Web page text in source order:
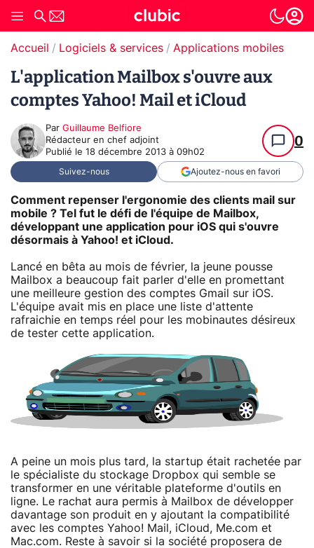
Accueil Logiciels & services Applications mobiles
L'application Mailbox s'ouvre aux
comptes Yahoo! Mail et iCloud
Par Guillaume Belfiore
Rédacteur en chef adjoint
Publié le 18 décembre 2013 à 09h02
0
Suivez-nous Ajoutez-nous en favori
Comment repenser l'ergonomie des clients mail sur
mobile ? Tel fut le défi de l'équipe de Mailbox,
développant une application pour iOS qui s'ouvre
désormais à Yahoo! et iCloud.
Lancé en bêta au mois de février, la jeune pousse
Mailbox a beaucoup fait parler d'elle en promettant
une meilleure gestion des comptes Gmail sur iOS.
L'équipe avait mis en place une liste d'attente
rafraichie en temps réel pour les mobinautes désireux
de tester cette application.
A peine un mois plus tard, la startup était rachetée par
le spécialiste du stockage Dropbox qui semble se
transformer en une véritable plateforme d'outils en
ligne. Le rachat aura permis à Mailbox de développer
davantage son produit en y ajoutant la compatibilité
avec les comptes Yahoo! Mail, iCloud, Me.com et
Mac.com. Reste à savoir si la société proposera de